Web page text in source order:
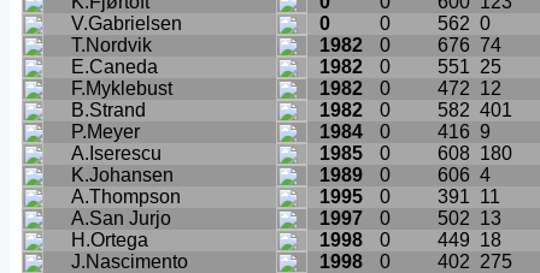
V.Gabrielsen
0 0 562 0
T.Nordvik
1982 0 676 74
E.Caneda
1982 0 551 25
F.Myklebust
1982 0 472 12
B.Strand
1982 0 582 401
P.Meyer
1984 0 416 9
A.Iserescu
1985 0 608 180
K.Johansen
1989 0 606 4
A.Thompson
1995 0 391 11
A.San Jurjo
1997 0 502 13
H.Ortega
1998 0 449 18
J.Nascimento
1998 0 402 275